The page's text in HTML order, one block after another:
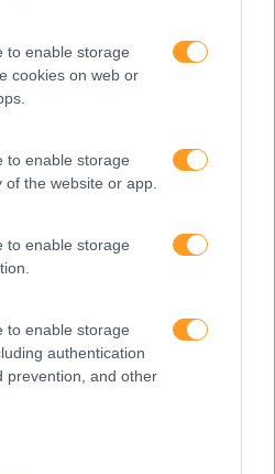
to enable storage
cookies on web or
to enable storage
the website or app.
to enable storage
to enable storage
authentication
prevention, and other
fora do